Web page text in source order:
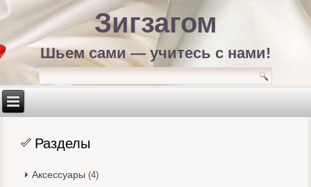
Зигзагом
Шьем сами — учитесь с нами!
Разделы
Аксессуары (4)